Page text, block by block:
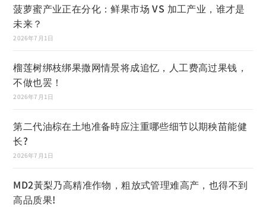
菠萝蜜产业正在分化：鲜果市场 VS 加工产业，谁才是
未来？
2026年7月1日
榴莲树绑枝绑果撒网情景将成追忆，人工费高过果钱，
不做也罢！
2026年7月1日
第二代油棕在土地准备時应注重哪些细节以期秧苗能健
长?
2026年7月1日
MD2黃梨乃高精准作物，粗放式管理难高产，也得不到
高品质果!